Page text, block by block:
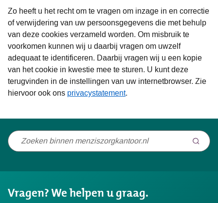
Zo heeft u het recht om te vragen om inzage in en correctie
of verwijdering van uw persoonsgegevens die met behulp
van deze cookies verzameld worden. Om misbruik te
voorkomen kunnen wij u daarbij vragen om uwzelf
adequaat te identificeren. Daarbij vragen wij u een kopie
van het cookie in kwestie mee te sturen. U kunt deze
terugvinden in de instellingen van uw internetbrowser. Zie
hiervoor ook ons privacystatement.
Niet
wat
zocht?
Vragen? We helpen u graag.